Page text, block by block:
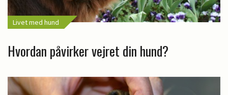
Livet med hund
Hvordan påvirker vejret din hund?